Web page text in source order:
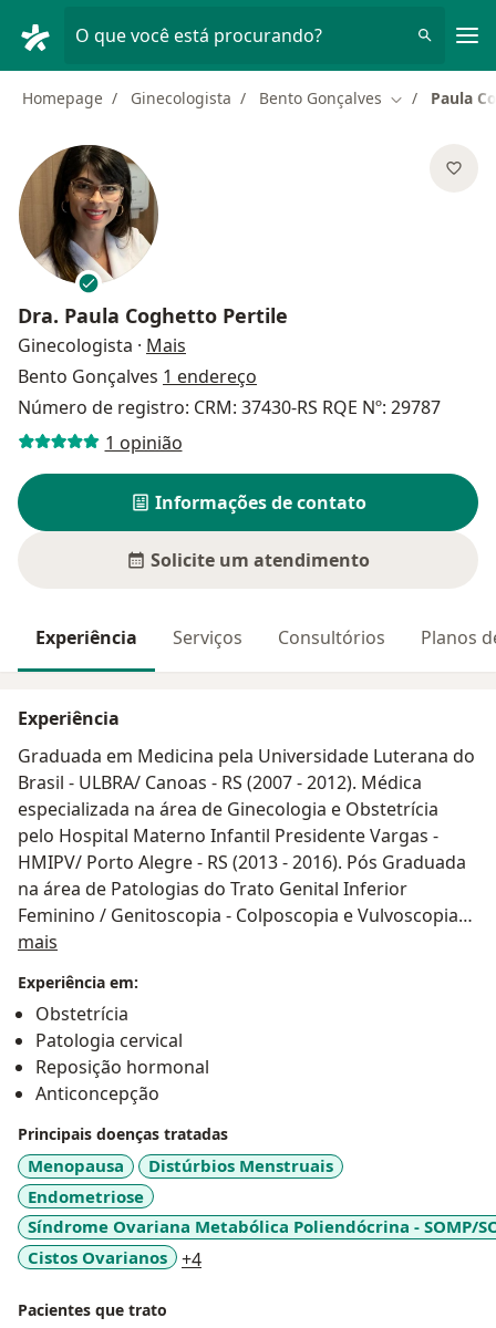
O que você está procurando?
Homepage Ginecologista Bento Gonçalves Mudar de
Paula
Dra. Paula Coghetto Pertile
Ginecologista · Mais
Bento Gonçalves 1 endereço
Número de registro: CRM: 37430-RS RQE Nº: 29787
1 opinião
Informações de contato
Solicite um atendimento
Experiência Serviços Consultórios Planos
Experiência
Graduada em Medicina pela Universidade Luterana do
Brasil - ULBRA/ Canoas - RS (2007 - 2012). Médica
especializada na área de Ginecologia e Obstetrícia
pelo Hospital Materno Infantil Presidente Vargas -
HMIPV/ Porto Alegre - RS (2013 - 2016). Pós Graduada
na área de Patologias do Trato Genital Inferior
Feminino / Genitoscopia - Colposcopia e Vulvoscopia
pela FATESA - Faculdade de Tecnologia em Saúde de
Ribeirão Preto/ SP. Pós Graduanda em
Ultrassonografia em Ginecologia e Obstetrpicia pela
FATESA - Faculdade de Tecnologia em Saúde de
Ribeirão Preto/ SP.
mais
Experiência em:
Obstetrícia
Patologia cervical
Reposição hormonal
Anticoncepção
Principais doenças tratadas
Menopausa
Distúrbios Menstruais
Endometriose
Síndrome Ovariana Metabólica Poliendócrina - SOMP/
Cistos Ovarianos
+4a11y_sr_more_diseases
Pacientes que trato